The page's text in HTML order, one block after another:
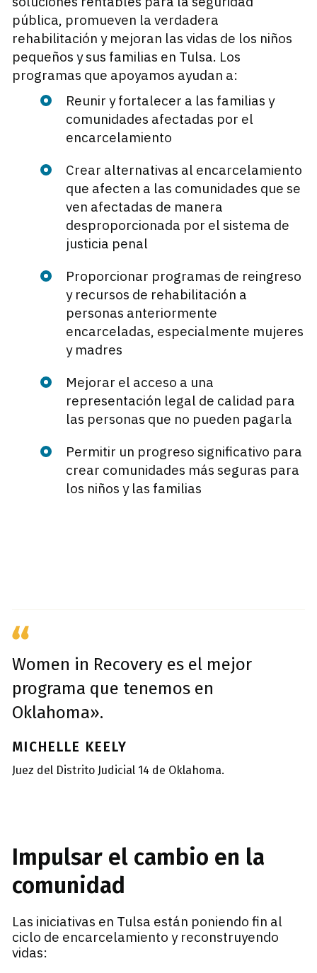
pública, promueven la verdadera
rehabilitación y mejoran las vidas de los niños
pequeños y sus familias en Tulsa. Los
programas que apoyamos ayudan a:
Reunir y fortalecer a las familias y
comunidades afectadas por el
encarcelamiento
Crear alternativas al encarcelamiento
que afecten a las comunidades que se
ven afectadas de manera
desproporcionada por el sistema de
justicia penal
Proporcionar programas de reingreso
y recursos de rehabilitación a
personas anteriormente
encarceladas, especialmente mujeres
y madres
Mejorar el acceso a una
representación legal de calidad para
las personas que no pueden pagarla
Permitir un progreso significativo para
crear comunidades más seguras para
los niños y las familias
Women in Recovery es el mejor
programa que tenemos en
Oklahoma».
MICHELLE KEELY
Juez del Distrito Judicial 14 de Oklahoma.
Impulsar el cambio en la
comunidad
Las iniciativas en Tulsa están poniendo fin al
ciclo de encarcelamiento y reconstruyendo
vidas: